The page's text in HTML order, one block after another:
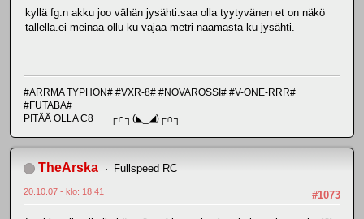
kyllä fg:n akku joo vähän jysähti.saa olla tyytyvänen et on näkö
tallella.ei meinaa ollu ku vajaa metri naamasta ku jysähti.
#ARRMA TYPHON# #VXR-8# #NOVAROSSI# #V-ONE-RRR#
#FUTABA#
PITÄÄ OLLA C8 ┌∩┐(◣_◢)┌∩┐
TheArska Fullspeed RC
#1073
20.10.07 - klo: 18.41